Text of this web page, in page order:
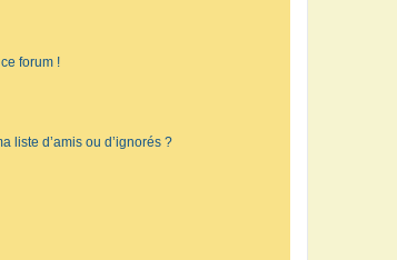
forum !
liste d’amis ou d’ignorés ?